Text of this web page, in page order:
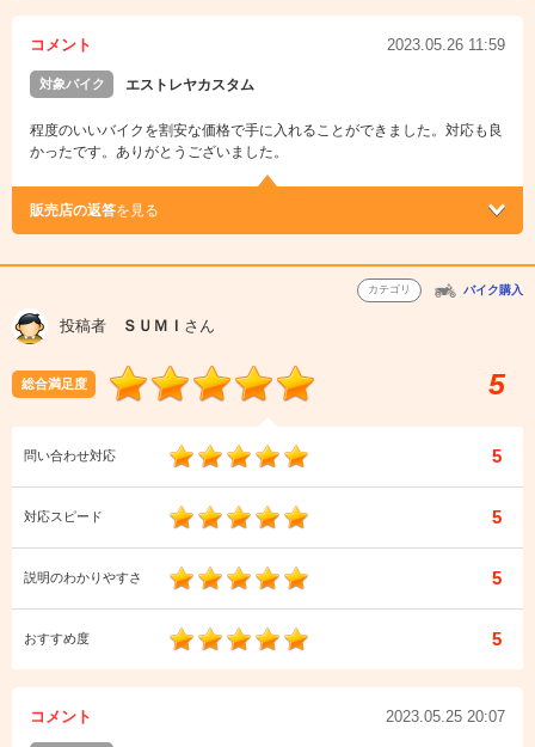
コメント 2023.05.26 11:59
対象バイク エストレヤカスタム
程度のいいバイクを割安な価格で手に入れることができました。対応も良
かったです。ありがとうございました。
販売店の返答を見る
カテゴリ バイク購入
投稿者 ＳＵＭＩ さん
総合満足度 5
問い合わせ対応 5
対応スピード 5
説明のわかりやすさ 5
おすすめ度 5
コメント 2023.05.25 20:07